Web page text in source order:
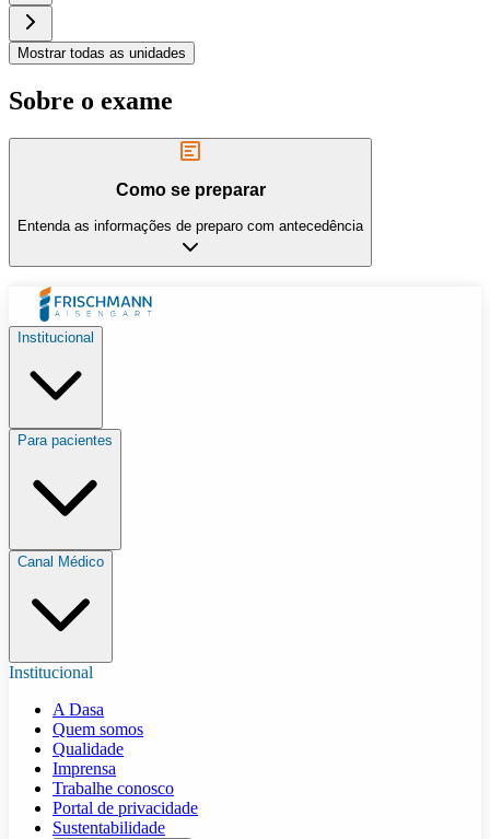
Mostrar todas as unidades
Sobre o exame
Como se preparar
Entenda as informações de preparo com antecedência
Institucional
Para pacientes
Canal Médico
Institucional
A Dasa
Quem somos
Qualidade
Imprensa
Trabalhe conosco
Portal de privacidade
Sustentabilidade